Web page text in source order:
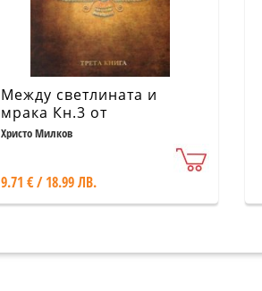
Между светлината и
мрака Кн.3 от
четирилогията "Заветът
Христо Милков
9.71 € / 18.99 ЛВ.